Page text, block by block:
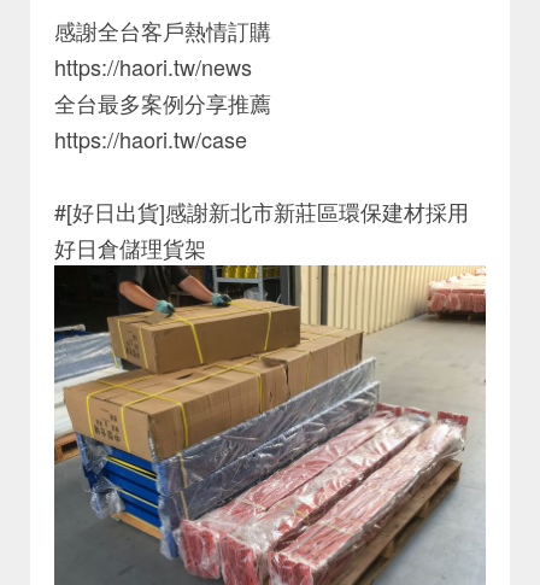
感謝全台客戶熱情訂購
https://haori.tw/news
全台最多案例分享推薦
https://haori.tw/case
#[好日出貨]感謝新北市新莊區環保建材採用
好日倉儲理貨架